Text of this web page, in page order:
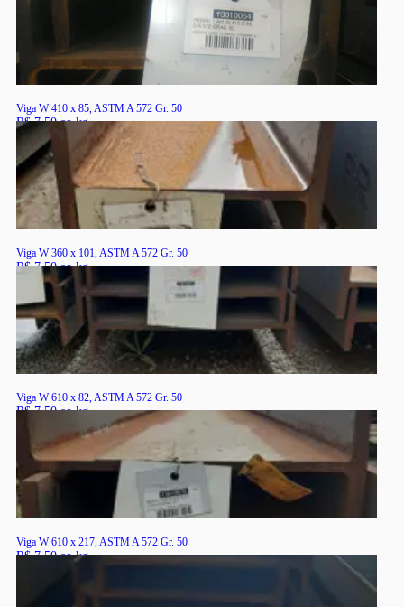
Viga W 410 x 85, ASTM A 572 Gr. 50
R$ 7,50 ao kg
RS
Viga W 360 x 101, ASTM A 572 Gr. 50
R$ 7,50 ao kg
Viga W 610 x 82, ASTM A 572 Gr. 50
R$ 7,50 ao kg
Viga W 610 x 217, ASTM A 572 Gr. 50
R$ 7,50 ao kg